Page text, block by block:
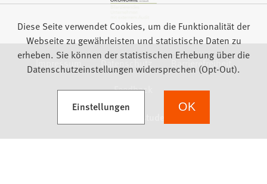
Impressum Datenschutz
Barrierefreiheit
Feedback
Diese Seite verwendet Cookies, um die Funktionalität der
Webseite zu gewährleisten und statistische Daten zu
erheben. Sie können der statistischen Erhebung über die
Datenschutzeinstellungen widersprechen (Opt-Out).
Einstellungen
(Öffnet in einem neuen Tab) OK